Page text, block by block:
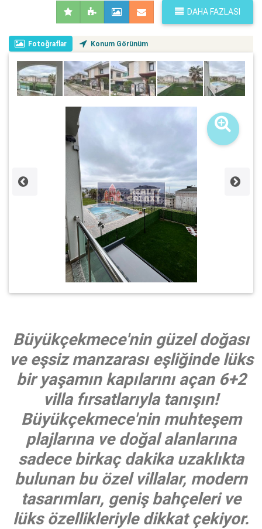
DAHA FAZLASI
Fotoğraflar Konum Görünüm
Büyükçekmece'nin güzel doğası
ve eşsiz manzarası eşliğinde lüks
bir yaşamın kapılarını açan 6+2
villa fırsatlarıyla tanışın!
Büyükçekmece'nin muhteşem
plajlarına ve doğal alanlarına
sadece birkaç dakika uzaklıkta
bulunan bu özel villalar, modern
tasarımları, geniş bahçeleri ve
lüks özellikleriyle dikkat çekiyor.